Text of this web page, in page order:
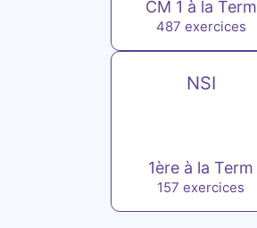
CM 1 à la Term
487 exercices
NSI
1ère à la Term
157 exercices